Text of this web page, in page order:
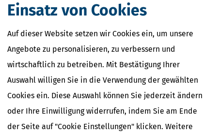
Einsatz von Cookies
Auf dieser Website setzen wir Cookies ein, um unsere
Angebote zu personalisieren, zu verbessern und
wirtschaftlich zu betreiben. Mit Bestätigung Ihrer
Auswahl willigen Sie in die Verwendung der gewählten
Cookies ein. Diese Auswahl können Sie jederzeit ändern
oder Ihre Einwilligung widerrufen, indem Sie am Ende
der Seite auf "Cookie Einstellungen" klicken. Weitere
Kostenlose Steuertipps & News
Absenden
Steuertipps Selbstständige
Geldtipps